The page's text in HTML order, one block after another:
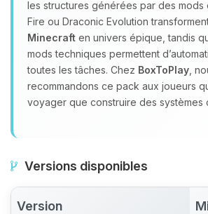
les structures générées par des mods
Fire ou Draconic Evolution
Minecraft en univers épique, tandis
mods techniques permettent
toutes les tâches. Chez BoxToPlay ,
recommandons ce pack aux joueurs
voyager que construire des systèmes
Versions disponibles
Version